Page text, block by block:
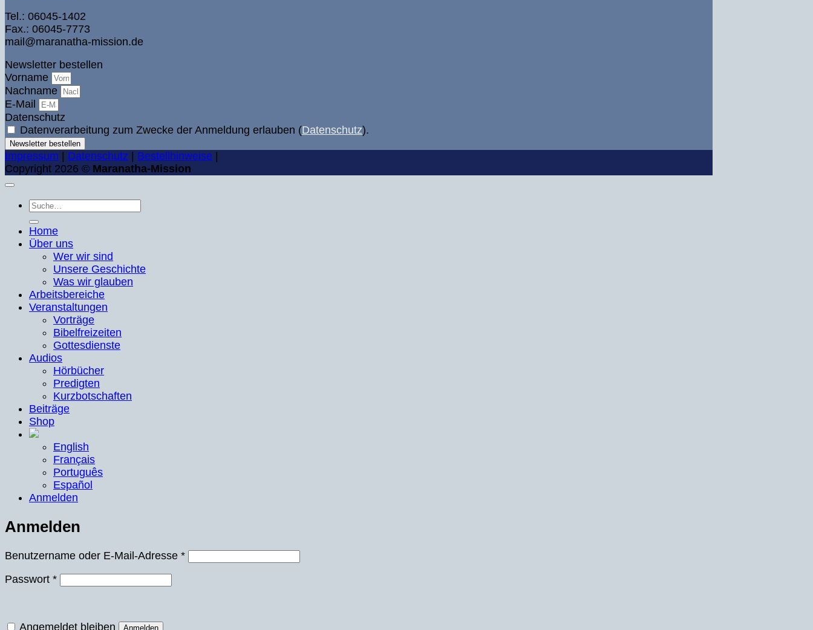
Tel.: 06045-1402
Fax.: 06045-7773
mail@maranatha-mission.de
Newsletter bestellen
Vorname
Nachname
E-Mail
Datenschutz
Datenverarbeitung zum Zwecke der Anmeldung erlauben (Datenschutz).
Newsletter bestellen
Impressum Datenschutz Bestellhinweise
Copyright 2026 © Maranatha-Mission
Suche
nach:
Home
Über uns
Wer wir sind
Unsere Geschichte
Was wir glauben
Arbeitsbereiche
Veranstaltungen
Vorträge
Bibelfreizeiten
Gottesdienste
Audios
Hörbücher
Predigten
Kurzbotschaften
Beiträge
Shop
English
Français
Português
Español
Anmelden
Anmelden
Benutzername oder E-Mail-Adresse *Erforderlich
Passwort *Erforderlich
Angemeldet bleiben Anmelden